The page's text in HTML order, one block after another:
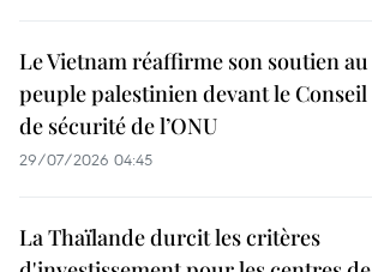
Le Vietnam réaffirme son soutien au
peuple palestinien devant le Conseil
de sécurité de l’ONU
29/07/2026 04:45
La Thaïlande durcit les critères